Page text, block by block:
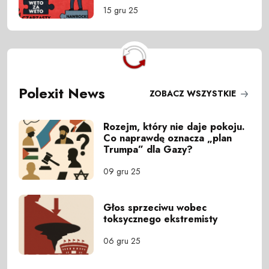
15 gru 25
Polexit News ZOBACZ WSZYSTKIE
Rozejm, który nie daje pokoju.
Co naprawdę oznacza „plan
Trumpa” dla Gazy?
09 gru 25
Głos sprzeciwu wobec
toksycznego ekstremisty
06 gru 25